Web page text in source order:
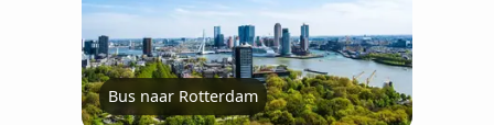
Bus naar Rotterdam